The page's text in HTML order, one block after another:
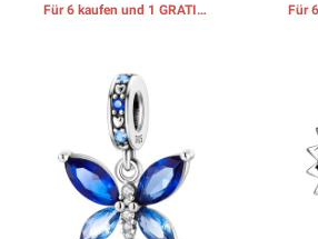
Für 6 kaufen und 1 GRATIS-
Für